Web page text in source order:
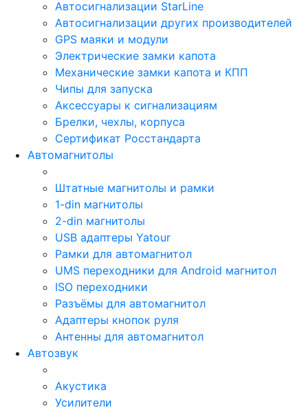
Автосигнализации StarLine
Автосигнализации других производителей
GPS маяки и модули
Электрические замки капота
Механические замки капота и КПП
Чипы для запуска
Аксессуары к сигнализациям
Брелки, чехлы, корпуса
Сертификат Росстандарта
Автомагнитолы
Штатные магнитолы и рамки
1-din магнитолы
2-din магнитолы
USB адаптеры Yatour
Рамки для автомагнитол
UMS переходники для Android магнитол
ISO переходники
Разъёмы для автомагнитол
Адаптеры кнопок руля
Антенны для автомагнитол
Автозвук
Акустика
Усилители